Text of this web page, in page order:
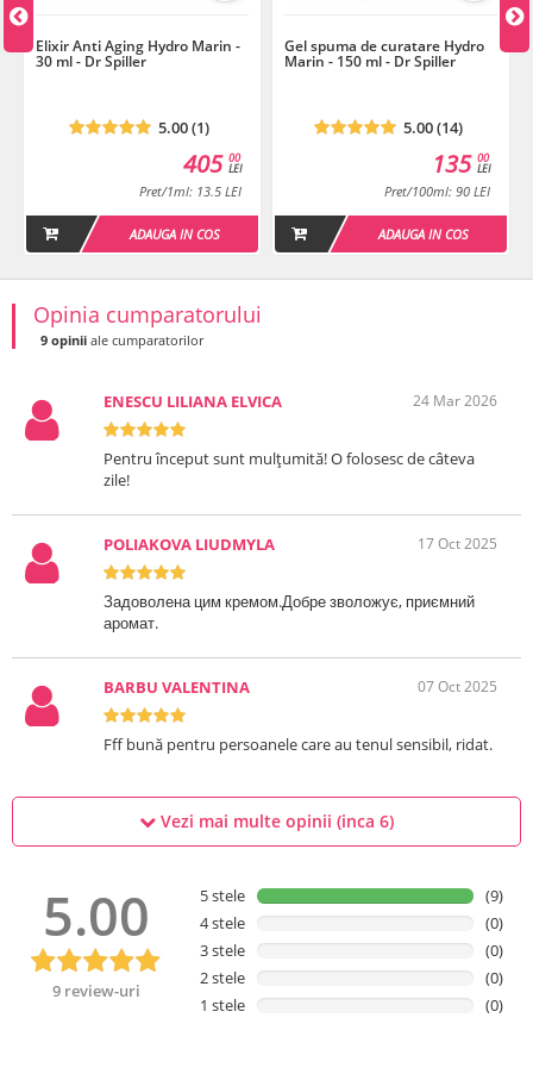
Termen de valabilitate
Dr. Spiller - Pure SkinCare Solutions
Tratament Anti Aging Hydro Marin
Descarca
Plan de tratament
Tratament de hidratatre intensa Hydro Marin
Descarca
Elixir Anti Aging Hydro Marin -
30 ml - Dr Spiller
5.00 (1)
00
LEI
405
Pret/1ml: 13.5 LEI
ADAUGA IN COS
Gel spuma de curatare Hydro
Marin - 150 ml - Dr Spiller
5.00 (14)
00
LEI
135
Pret/100ml: 90 LEI
ADAUGA IN COS
Opinia cumparatorului
9 opinii ale cumparatorilor
ENESCU LILIANA ELVICA 24 Mar 2026
Pentru început sunt mulțumită! O folosesc de câteva
zile!
POLIAKOVA LIUDMYLA 17 Oct 2025
Задоволена цим кремом.Добре зволожує, приємний
аромат.
BARBU VALENTINA 07 Oct 2025
Fff bună pentru persoanele care au tenul sensibil, ridat.
Vezi mai multe opinii (inca 6)
5.00
9 review-uri
5 stele
(9)
4 stele
(0)
3 stele
(0)
2 stele
(0)
1 stele
(0)